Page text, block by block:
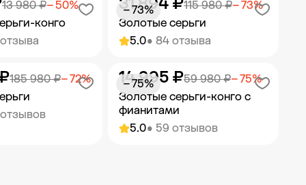
в корзину Добавить в корзину
конго
13 980 ₽− 50%
в корзину
5.0• 84 отзыва
Золотые серьги
115 980 ₽− 73%
− 73%
Добавить в корзину
185 980 ₽− 72%
5.0• 59 отзывов
Золотые серьги-конго с
фианитами
59 980 ₽− 75%
14 995 ₽
− 75%